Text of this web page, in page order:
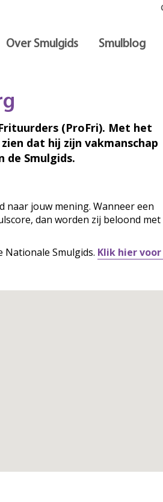
Over Smulgids Smulblog
(ProFri). Met het
dat hij zijn vakmanschap
de Smulgids.
naar jouw mening. Wanneer een
dan worden zij beloond met
Nationale Smulgids. Klik hier